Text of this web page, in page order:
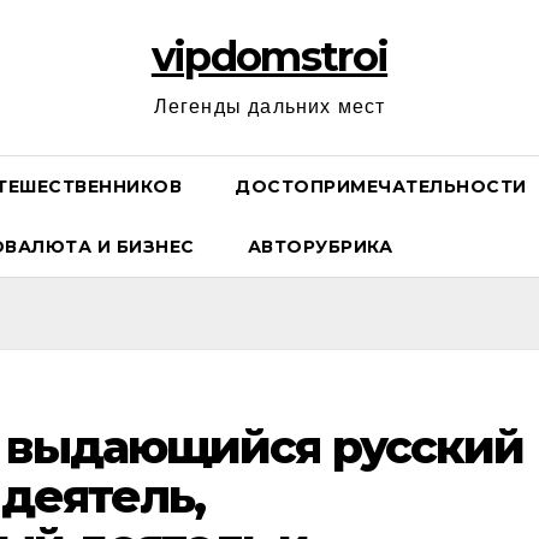
vipdomstroi
Легенды дальних мест
ДОСТОПРИМЕЧАТЕЛЬНОСТИ
И БИЗНЕС АВТОРУБРИКА
русский